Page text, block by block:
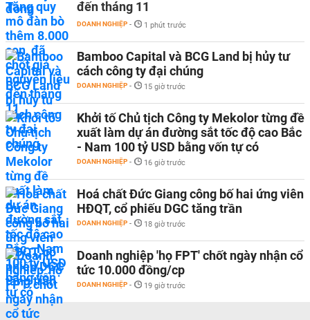
đến tháng 11
DOANH NGHIỆP - 1 phút trước
Bamboo Capital và BCG Land bị hủy tư
cách công ty đại chúng
DOANH NGHIỆP - 15 giờ trước
Khởi tố Chủ tịch Công ty Mekolor từng đề
xuất làm dự án đường sắt tốc độ cao Bắc
- Nam 100 tỷ USD bằng vốn tự có
DOANH NGHIỆP - 16 giờ trước
Hoá chất Đức Giang công bố hai ứng viên
HĐQT, cổ phiếu DGC tăng trần
DOANH NGHIỆP - 18 giờ trước
Doanh nghiệp 'họ FPT' chốt ngày nhận cổ
tức 10.000 đồng/cp
DOANH NGHIỆP - 19 giờ trước